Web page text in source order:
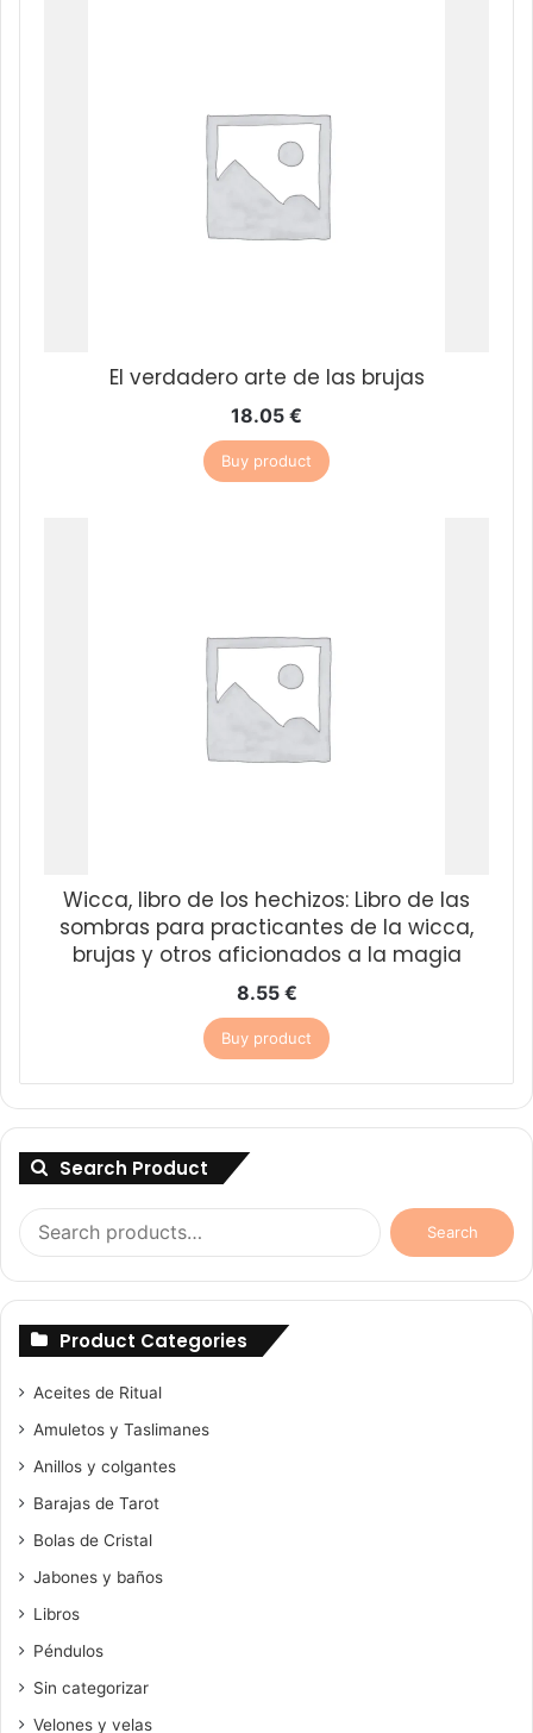
El verdadero arte de las brujas
18.05 €
Buy product
Wicca, libro de los hechizos: Libro de las
sombras para practicantes de la wicca,
brujas y otros aficionados a la magia
8.55 €
Buy product
Search Product
Search
for:
Search
Product Categories
Aceites de Ritual
Amuletos y Taslimanes
Anillos y colgantes
Barajas de Tarot
Bolas de Cristal
Jabones y baños
Libros
Péndulos
Sin categorizar
Velones y velas